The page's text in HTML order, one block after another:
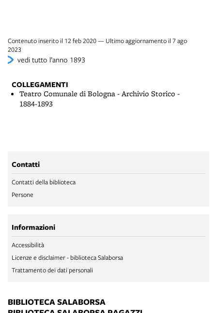
Contenuto inserito il 12 feb 2020 — Ultimo aggiornamento il 7 ago
2023
vedi tutto l’anno 1893
COLLEGAMENTI
Teatro Comunale di Bologna - Archivio Storico -
1884-1893
Contatti
Contatti della biblioteca
Persone
Informazioni
Accessibilità
Licenze e disclaimer - biblioteca Salaborsa
Trattamento dei dati personali
BIBLIOTECA SALABORSA